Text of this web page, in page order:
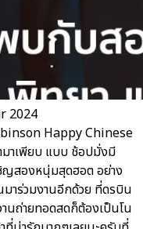
2024
Happy Chinese
าเพียบ แบบ ช้อปมั่งมี
ญสองหนุ่มสุดฮอต อย่าง
าร่วมงานอีกด้วย ที่ดรบิน
นถ่ายทอดสดก็ต้องเป็นโน